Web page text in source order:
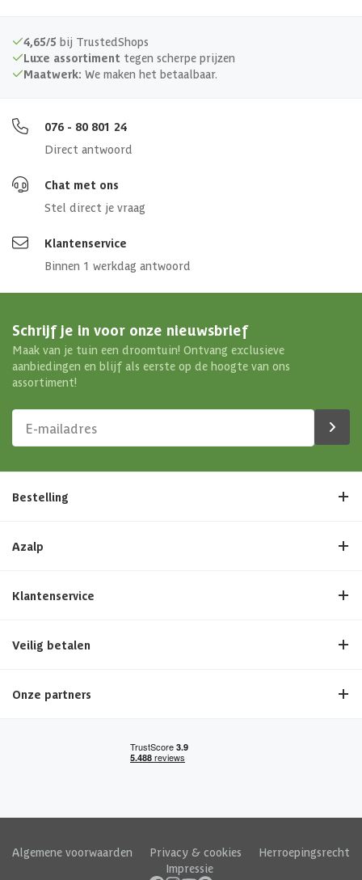
4,65/5 bij TrustedShops
Luxe assortiment tegen scherpe prijzen
Maatwerk: We maken het betaalbaar.
076 - 80 801 24
Direct antwoord
Chat met ons
Stel direct je vraag
Klantenservice
Binnen 1 werkdag antwoord
Schrijf je in voor onze nieuwsbrief
Maak van je tuin een droomtuin! Ontvang exclusieve
aanbiedingen en blijf als eerste op de hoogte van ons
assortiment!
Bestelling
Azalp
Klantenservice
Veilig betalen
Onze partners
Algemene voorwaarden Privacy & cookies
Herroepingsrecht
Impressie